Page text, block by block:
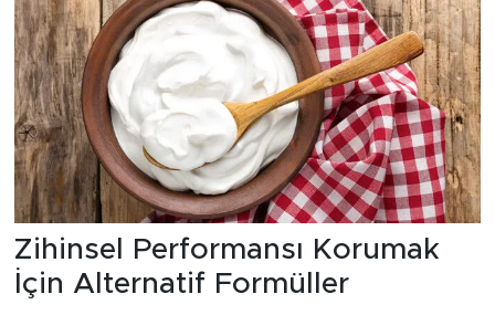
Zihinsel Performansı Korumak
İçin Alternatif Formüller